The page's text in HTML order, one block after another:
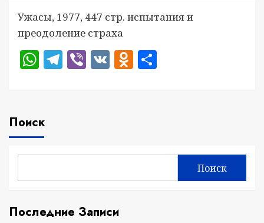
Ужасы, 1977, 447 стр. испытания и
преодоление страха
WhatsApp
Telegram
Viber
VKOdnoklassniki
Поиск
Поиск
Последние Записи